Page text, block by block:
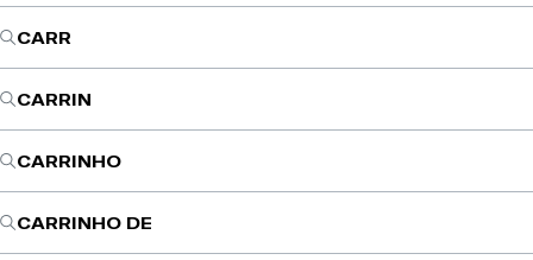
CARR
CARRIN
CARRINHO
CARRINHO DE